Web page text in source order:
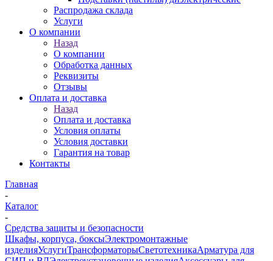
Распродажа склада
Услуги
О компании
Назад
О компании
Обработка данных
Реквизиты
Отзывы
Оплата и доставка
Назад
Оплата и доставка
Условия оплаты
Условия доставки
Гарантия на товар
Контакты
Главная
-
Каталог
-
Средства защиты и безопасности
Шкафы, корпуса, боксыЭлектромонтажные
изделияУслугиТрансформаторыСветотехникаАрматура для